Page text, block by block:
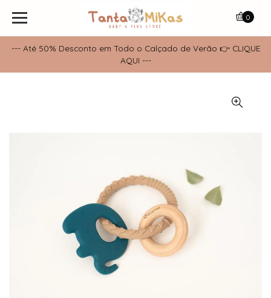
--- Até 50% Desconto em Todo o Calçado de Verão 👉 CLIQUE
AQUI ---
0